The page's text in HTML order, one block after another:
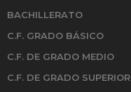
BACHILLERATO
C.F. GRADO BÁSICO
C.F. DE GRADO MEDIO
C.F. DE GRADO SUPERIOR